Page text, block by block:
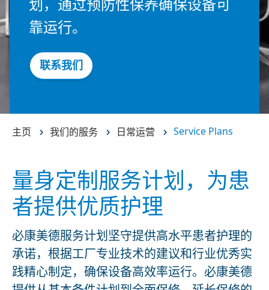
划，通过预防性保养确保设备可
靠运行。
联系我们
主页 我们的服务 日常运营 Service Plans
量身定制服务计划，为患
者提供优质护理
必康美德服务计划坚守提供高水平患者护理的
承诺，根据工厂专业技术的建议和行业优秀实
践精心制定，确保设备高效率运行。必康美德